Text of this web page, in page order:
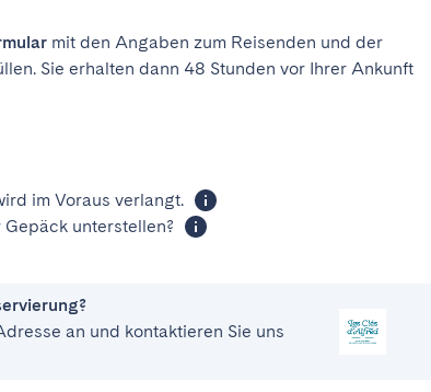
mit den Angaben zum Reisenden und der
Sie erhalten dann 48 Stunden vor Ihrer Ankunft
im Voraus verlangt.
unterstellen?
an und kontaktieren Sie uns